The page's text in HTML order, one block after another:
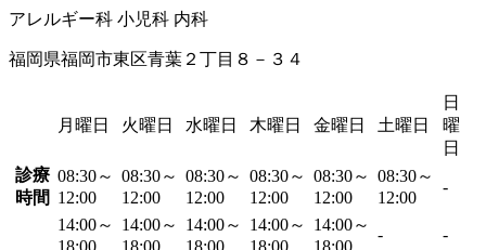
アレルギー科 小児科 内科
福岡県福岡市東区青葉２丁目８－３４
月曜日 火曜日 水曜日 木曜日 金曜日 土曜日
日
曜
日
診療
時間
08:30～
12:00
08:30～
12:00
08:30～
12:00
08:30～
12:00
08:30～
12:00
08:30～
12:00
-
14:00～
18:00
14:00～
18:00
14:00～
18:00
14:00～
18:00
14:00～
18:00
- -